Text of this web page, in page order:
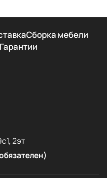
Сборка мебели
Гарантии
2эт